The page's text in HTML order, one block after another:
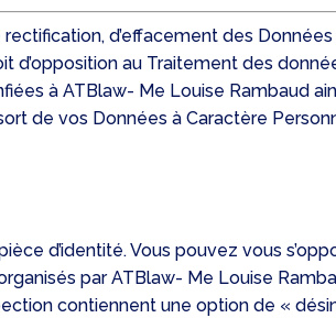
d’effacement des
d’opposition au Traitement des
à ATBlaw- Me Louise Rambaud
de vos Données à Caractère
d’identité. Vous pouvez vous
par ATBlaw- Me Louise
contiennent une option de «